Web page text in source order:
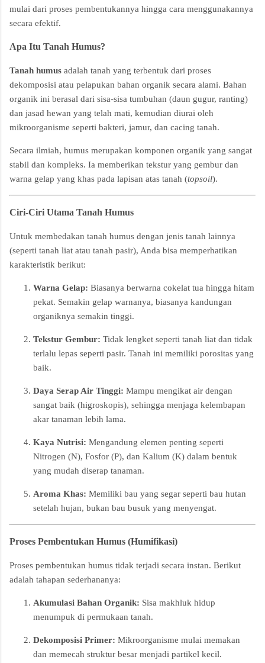
mulai dari proses pembentukannya hingga cara menggunakannya
secara efektif.
Apa Itu Tanah Humus?
Tanah humus adalah tanah yang terbentuk dari proses
dekomposisi atau pelapukan bahan organik secara alami. Bahan
organik ini berasal dari sisa-sisa tumbuhan (daun gugur, ranting)
dan jasad hewan yang telah mati, kemudian diurai oleh
mikroorganisme seperti bakteri, jamur, dan cacing tanah.
Secara ilmiah, humus merupakan komponen organik yang sangat
stabil dan kompleks. Ia memberikan tekstur yang gembur dan
warna gelap yang khas pada lapisan atas tanah (topsoil).
Ciri-Ciri Utama Tanah Humus
Untuk membedakan tanah humus dengan jenis tanah lainnya
(seperti tanah liat atau tanah pasir), Anda bisa memperhatikan
karakteristik berikut:
Warna Gelap: Biasanya berwarna cokelat tua hingga hitam
pekat. Semakin gelap warnanya, biasanya kandungan
organiknya semakin tinggi.
Tekstur Gembur: Tidak lengket seperti tanah liat dan tidak
terlalu lepas seperti pasir. Tanah ini memiliki porositas yang
baik.
Daya Serap Air Tinggi: Mampu mengikat air dengan
sangat baik (higroskopis), sehingga menjaga kelembapan
akar tanaman lebih lama.
Kaya Nutrisi: Mengandung elemen penting seperti
Nitrogen (N), Fosfor (P), dan Kalium (K) dalam bentuk
yang mudah diserap tanaman.
Aroma Khas: Memiliki bau yang segar seperti bau hutan
setelah hujan, bukan bau busuk yang menyengat.
Proses Pembentukan Humus (Humifikasi)
Proses pembentukan humus tidak terjadi secara instan. Berikut
adalah tahapan sederhananya:
Akumulasi Bahan Organik: Sisa makhluk hidup
menumpuk di permukaan tanah.
Dekomposisi Primer: Mikroorganisme mulai memakan
dan memecah struktur besar menjadi partikel kecil.